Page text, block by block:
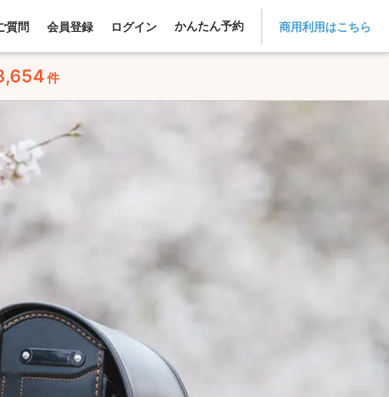
質問 会員登録 ログイン かんたん予約 商用利用はこちら
件